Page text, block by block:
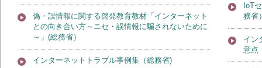
偽・誤情報に関する啓発教育教材「インターネット
との向き合い方～ニセ・誤情報に騙されないために
～」(総務省）
インターネットトラブル事例集（総務省)
IoT
務省
イン
意点